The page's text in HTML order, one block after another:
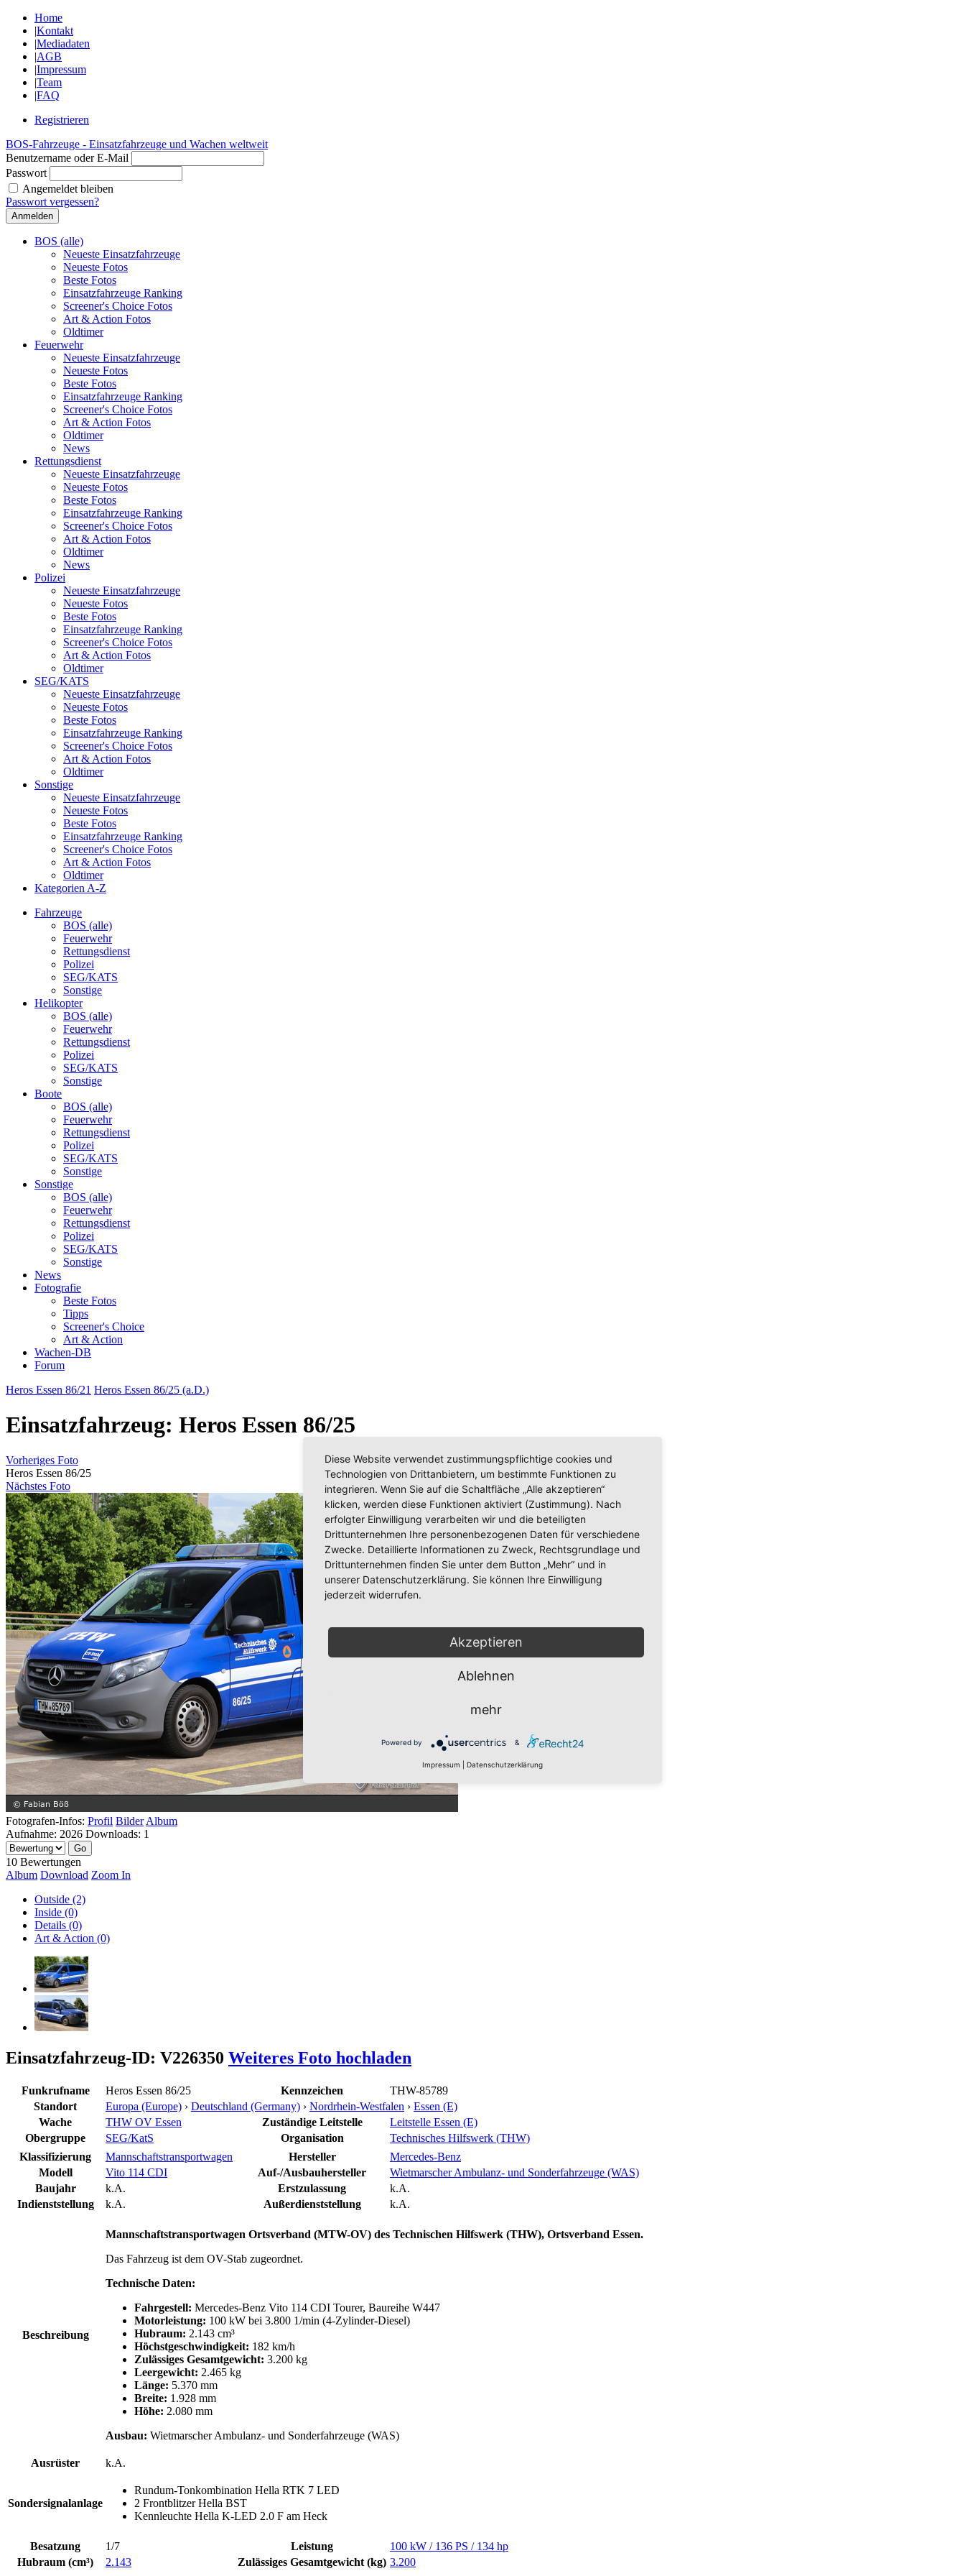
Home
|Kontakt
|Mediadaten
|AGB
|Impressum
|Team
|FAQ
Registrieren
BOS-Fahrzeuge - Einsatzfahrzeuge und Wachen weltweit
Benutzername oder E-Mail
Passwort
Angemeldet bleiben
Passwort vergessen?
BOS (alle)
Neueste Einsatzfahrzeuge
Neueste Fotos
Beste Fotos
Einsatzfahrzeuge Ranking
Screener's Choice Fotos
Art & Action Fotos
Oldtimer
Feuerwehr
Neueste Einsatzfahrzeuge
Neueste Fotos
Beste Fotos
Einsatzfahrzeuge Ranking
Screener's Choice Fotos
Art & Action Fotos
Oldtimer
News
Rettungsdienst
Neueste Einsatzfahrzeuge
Neueste Fotos
Beste Fotos
Einsatzfahrzeuge Ranking
Screener's Choice Fotos
Art & Action Fotos
Oldtimer
News
Polizei
Neueste Einsatzfahrzeuge
Neueste Fotos
Beste Fotos
Einsatzfahrzeuge Ranking
Screener's Choice Fotos
Art & Action Fotos
Oldtimer
SEG/KATS
Neueste Einsatzfahrzeuge
Neueste Fotos
Beste Fotos
Einsatzfahrzeuge Ranking
Screener's Choice Fotos
Art & Action Fotos
Oldtimer
Sonstige
Neueste Einsatzfahrzeuge
Neueste Fotos
Beste Fotos
Einsatzfahrzeuge Ranking
Screener's Choice Fotos
Art & Action Fotos
Oldtimer
Kategorien A-Z
Fahrzeuge
BOS (alle)
Feuerwehr
Rettungsdienst
Polizei
SEG/KATS
Sonstige
Helikopter
BOS (alle)
Feuerwehr
Rettungsdienst
Polizei
SEG/KATS
Sonstige
Boote
BOS (alle)
Feuerwehr
Rettungsdienst
Polizei
SEG/KATS
Sonstige
Sonstige
BOS (alle)
Feuerwehr
Rettungsdienst
Polizei
SEG/KATS
Sonstige
News
Fotografie
Beste Fotos
Tipps
Screener's Choice
Art & Action
Wachen-DB
Forum
Heros Essen 86/21 Heros Essen 86/25 (a.D.)
Einsatzfahrzeug: Heros Essen 86/25
Vorheriges Foto
Heros Essen 86/25
Nächstes Foto
Fotografen-Infos: Profil Bilder Album
Aufnahme: 2026 Downloads: 1
10 Bewertungen
Album Download Zoom In
Outside (2)
Inside (0)
Details (0)
Art & Action (0)
Einsatzfahrzeug-ID: V226350 Weiteres Foto hochladen
Funkrufname Heros Essen 86/25 Kennzeichen
THW-85789
Standort
Europa (Europe) › Deutschland (Germany) › Nordrhein-Westfalen › Essen (E)
Wache
THW OV Essen Zuständige Leitstelle
Leitstelle Essen (E)
Obergruppe
SEG/KatS Organisation
Technisches Hilfswerk (THW)
Klassifizierung
Mannschaftstransportwagen Hersteller
Mercedes-Benz
Modell
Vito 114 CDI Auf-/Ausbauhersteller
Wietmarscher Ambulanz- und Sonderfahrzeuge (WAS)
Baujahr
k.A. Erstzulassung
k.A.
Indienststellung
k.A. Außerdienststellung k.A.
Beschreibung
Mannschaftstransportwagen Ortsverband (MTW-OV) des Technischen Hilfswerk (THW), Ortsverband Essen.
Das Fahrzeug ist dem OV-Stab zugeordnet.
Technische Daten:
Fahrgestell: Mercedes-Benz Vito 114 CDI Tourer, Baureihe W447
Motorleistung: 100 kW bei 3.800 1/min (4-Zylinder-Diesel)
Hubraum: 2.143 cm³
Höchstgeschwindigkeit: 182 km/h
Zulässiges Gesamtgewicht: 3.200 kg
Leergewicht: 2.465 kg
Länge: 5.370 mm
Breite: 1.928 mm
Höhe: 2.080 mm
Ausbau: Wietmarscher Ambulanz- und Sonderfahrzeuge (WAS)
Ausrüster k.A.
Sondersignalanlage
Rundum-Tonkombination Hella RTK 7 LED
2 Frontblitzer Hella BST
Kennleuchte Hella K-LED 2.0 F am Heck
Besatzung 1/7 Leistung
100 kW / 136 PS / 134 hp
Hubraum (cm³)
2.143 Zulässiges Gesamtgewicht (kg) 3.200
Diese Website verwendet zustimmungspflichtige cookies und
Technologien von Drittanbietern, um bestimmte Funktionen zu
integrieren. Wenn Sie auf die Schaltfläche „Alle akzeptieren“
klicken, werden diese Funktionen aktiviert (Zustimmung). Nach
erfolgter Einwilligung verarbeiten wir und die beteiligten
Drittunternehmen Ihre personenbezogenen Daten für verschiedene
Zwecke. Detaillierte Informationen zu Zweck, Rechtsgrundlage und
Drittunternehmen finden Sie unter dem Button „Mehr“ und in
unserer Datenschutzerklärung. Sie können Ihre Einwilligung
jederzeit widerrufen.
Akzeptieren
Ablehnen
mehr
Powered by &
Impressum Datenschutzerklärung